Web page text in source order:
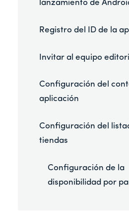
lanzamiento de
Registro del ID de la
Invitar al equipo
Configuración del
aplicación
Configuración del
tiendas
Configuración de la
disponibilidad por